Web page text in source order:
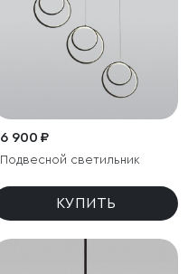
6 900 ₽
Подвесной светильник
КУПИТЬ